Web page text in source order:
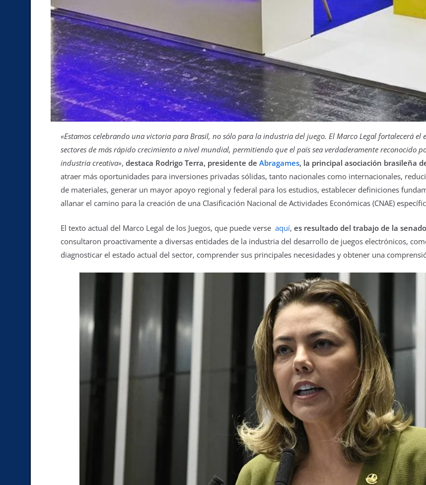
«Estamos celebrando una victoria para Brasil, no sólo para la industria del juego. El Marco Legal fortalecerá el
sectores de más rápido crecimiento a nivel mundial, permitiendo que el país sea verdaderamente reconocido
industria creativa», destaca Rodrigo Terra, presidente de Abragames, la principal asociación brasileña
atraer más oportunidades para inversiones privadas sólidas, tanto nacionales como internacionales,
de materiales, generar un mayor apoyo regional y federal para los estudios, establecer definiciones
allanar el camino para la creación de una Clasificación Nacional de Actividades Económicas (CNAE)
El texto actual del Marco Legal de los Juegos, que puede verse aquí, es resultado del trabajo de la
consultaron proactivamente a diversas entidades de la industria del desarrollo de juegos electrónicos,
diagnosticar el estado actual del sector, comprender sus principales necesidades y obtener una